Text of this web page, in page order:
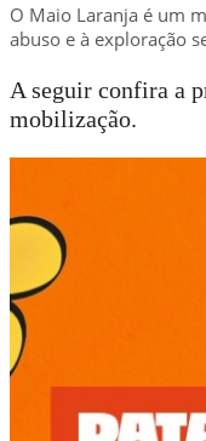
O Maio Laranja é um
abuso e à exploração
A seguir confira a
mobilização.